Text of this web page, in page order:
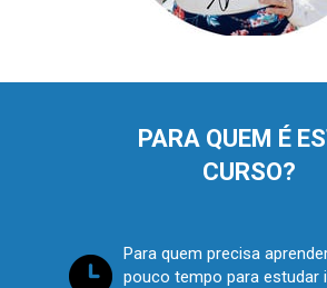
PARA QUEM É
CURSO?
Para quem precisa
pouco tempo para estudar